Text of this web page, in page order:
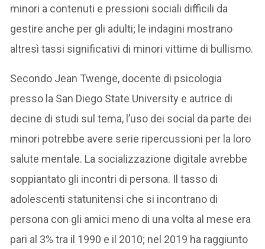
minori a contenuti e pressioni sociali difficili da
gestire anche per gli adulti; le indagini mostrano
altresì tassi significativi di minori vittime di bullismo.
Secondo Jean Twenge, docente di psicologia
presso la San Diego State University e autrice di
decine di studi sul tema, l’uso dei social da parte dei
minori potrebbe avere serie ripercussioni per la loro
salute mentale. La socializzazione digitale avrebbe
soppiantato gli incontri di persona. Il tasso di
adolescenti statunitensi che si incontrano di
persona con gli amici meno di una volta al mese era
pari al 3% tra il 1990 e il 2010; nel 2019 ha raggiunto